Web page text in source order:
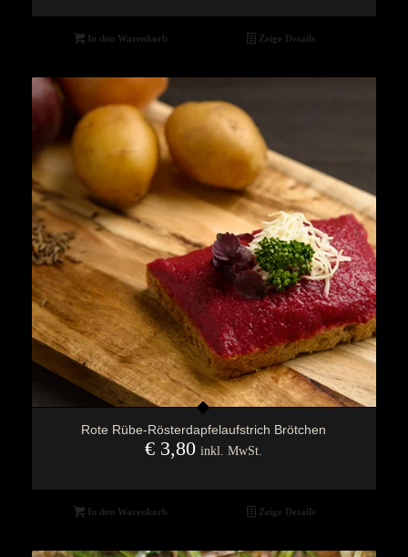
In den Warenkorb Zeige Details
Rote Rübe-Rösterdapfelaufstrich Brötchen
€ 3,80 inkl. MwSt.
In den Warenkorb Zeige Details